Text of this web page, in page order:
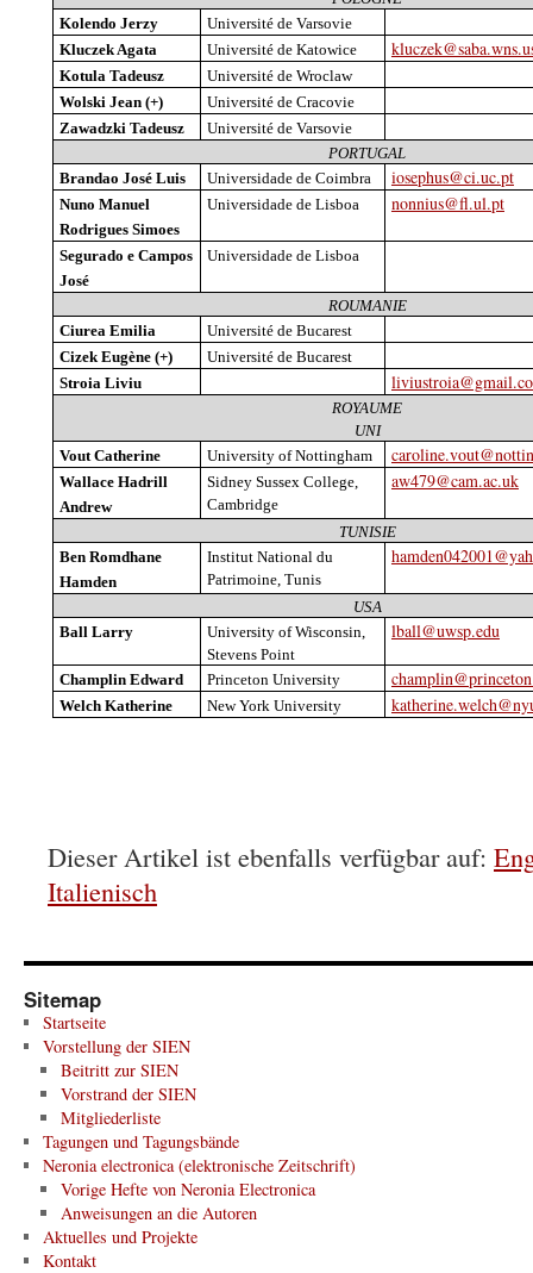
Kolendo Jerzy
Université de Varsovie
KluczekAgata Université de Katowice
KotulaTadeusz
Université de Wroclaw
WolskiJean (+)
Université de Cracovie
ZawadzkiTadeusz
Université de Varsovie
PORTUGAL
Brandao José Luis Universidadede Coimbra iosephus@ci.uc.pt
Nuno Manuel
Rodrigues Simoes
Universidadede Lisboa nonnius@fl.ul.pt
Segurado e Campos
José
Universidadede Lisboa
ROUMANIE
CiureaEmilia
Université de Bucarest
CizekEugène (+)
Université de Bucarest
Stroia Liviu
ROYAUME
UNI
VoutCatherine Universityof Nottingham
Wallace Hadrill
Andrew
Sidney Sussex College,
Cambridge
aw479@cam.ac.uk
TUNISIE
Ben Romdhane
Hamden
Institut National du
Patrimoine, Tunis
USA
Ball Larry
Universityof Wisconsin,
Stevens Point
lball@uwsp.edu
ChamplinEdward Princeton University
WelchKatherine New York University
Dieser Artikel ist ebenfalls verfügbar auf:
Italienisch
Sitemap
Startseite
Vorstellung der SIEN
Beitritt zur SIEN
Vorstrand der SIEN
Mitgliederliste
Tagungen und Tagungsbände
Neronia electronica (elektronische Zeitschrift)
Vorige Hefte von Neronia Electronica
Anweisungen an die Autoren
Aktuelles und Projekte
Kontakt